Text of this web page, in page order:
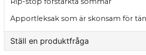
Apportleksak som är skonsam för
Ställ en produktfråga